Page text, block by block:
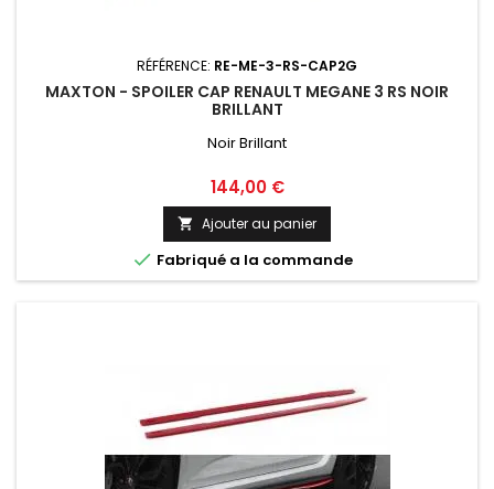
RÉFÉRENCE: RE-ME-3-RS-CAP2G
MAXTON - SPOILER CAP RENAULT MEGANE 3 RS NOIR
BRILLANT
Noir Brillant
Prix
144,00 €
 Ajouter au panier
 Fabriqué a la commande